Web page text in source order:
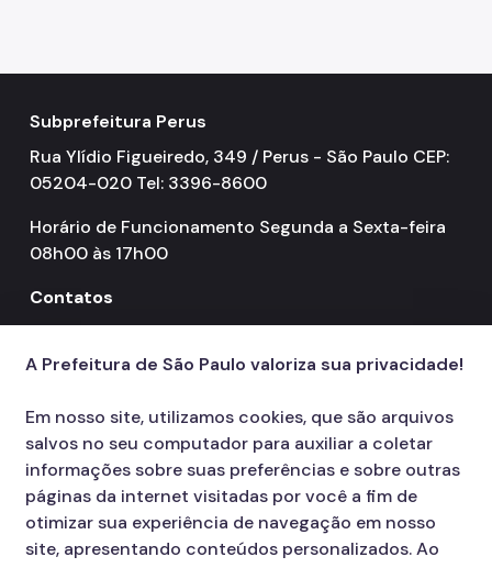
Subprefeitura Perus
Rua Ylídio Figueiredo, 349 / Perus - São Paulo CEP:
05204-020 Tel: 3396-8600
Horário de Funcionamento Segunda a Sexta-feira
08h00 às 17h00
Contatos
156
A Prefeitura de São Paulo valoriza sua privacidade!
Em nosso site, utilizamos cookies, que são arquivos
salvos no seu computador para auxiliar a coletar
informações sobre suas preferências e sobre outras
páginas da internet visitadas por você a fim de
otimizar sua experiência de navegação em nosso
site, apresentando conteúdos personalizados. Ao